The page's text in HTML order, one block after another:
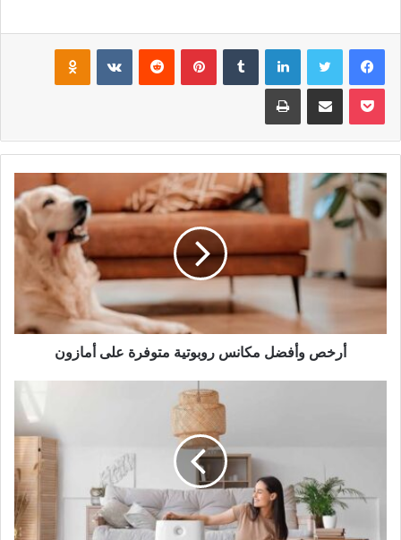
فيسبوك تويتر لينكدإن بينتيريست
بوكيت مشاركة عبر البريد طباعة
أرخص وأفضل مكانس روبوتية متوفرة على أمازون